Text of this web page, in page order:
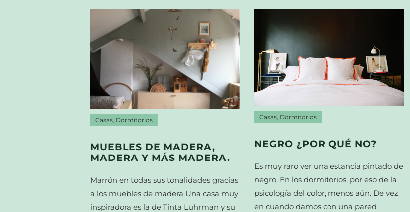
Casas, Dormitorios
MUEBLES DE MADERA,
MADERA Y MÁS MADERA.
Marrón en todas sus tonalidades gracias
a los muebles de madera Una casa muy
inspiradora es la de Tinta Luhrman y su
Casas, Dormitorios
NEGRO ¿POR QUÉ NO?
Es muy raro ver una estancia pintado de
negro. En los dormitorios, por eso de la
psicología del color, menos aún. De vez
en cuando damos con una pared